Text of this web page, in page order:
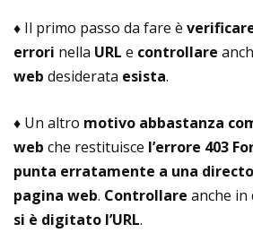
♦ Il primo passo da fare è
errori nella URL e controllare
web desiderata esista.
♦ Un altro motivo abbastanza
web che restituisce l’errore 403
punta erratamente a una
pagina web. Controllare anche in
si è digitato l’URL.